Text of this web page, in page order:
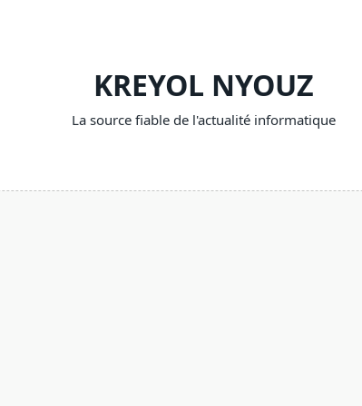
KREYOL NYOUZ
La source fiable de l'actualité informatique